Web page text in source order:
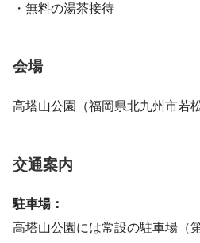
・無料の湯茶接待
会場
高塔山公園（福岡県北九州市若
交通案内
駐車場：
高塔山公園には常設の駐車場（